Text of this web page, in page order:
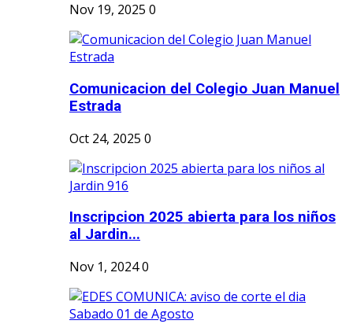
Nov 19, 2025 0
Comunicacion del Colegio Juan Manuel
Estrada
Oct 24, 2025 0
Inscripcion 2025 abierta para los niños
al Jardin...
Nov 1, 20240